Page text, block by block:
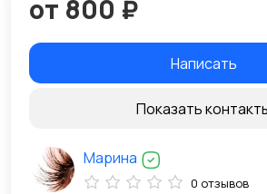
от 800 ₽
Написать
Показать
Марина
0 отзывов